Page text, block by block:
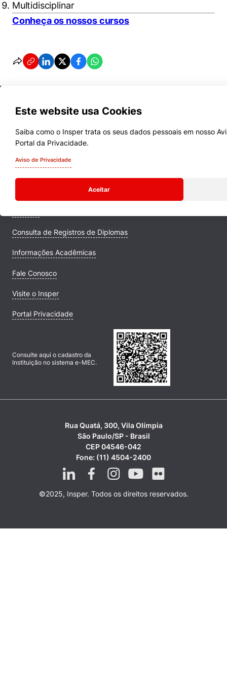
Multidisciplinar
Conheça os nossos cursos
Este website usa Cookies
Saiba como o Insper trata os seus dados pessoais em nosso
Portal da Privacidade.
Aviso de Privacidade
Aceitar
Quem Somos
Comunidade Transforme
Consulta de Registros de Diplomas
Informações Acadêmicas
Fale Conosco
Visite o Insper
Portal Privacidade
Consulte aqui o cadastro da
Instituição no sistema e-MEC.
Rua Quatá, 300, Vila Olímpia
São Paulo/SP - Brasil
CEP 04546-042
Fone: (11) 4504-2400
©2025, Insper. Todos os direitos reservados.